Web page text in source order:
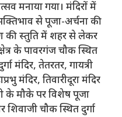
मनाया गया। मंदिरों में
से पूजा-अर्चना की
की स्तुति में शहर से लेकर
के पावरगंज चौक स्थित
मंदिर, तेतरतर, गायत्री
मंदिर, तिवारीदूरा मंदिर
के मौके पर विशेष पूजा
चौक स्थित दुर्गा